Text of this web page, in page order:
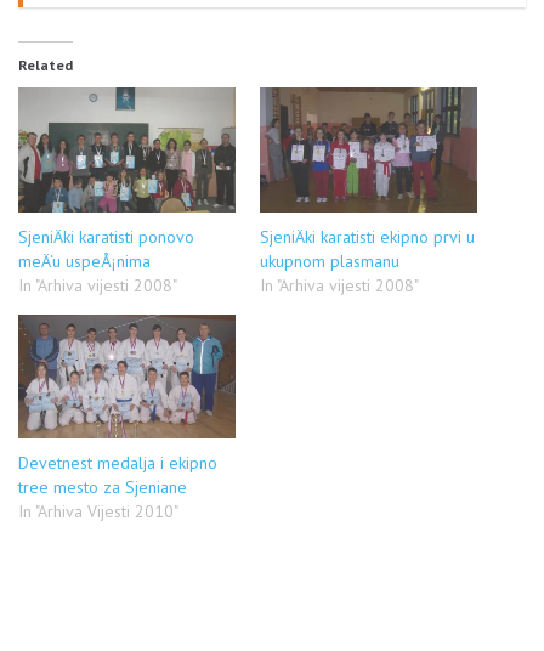
Related
SjeniÄki karatisti ponovo
meÄ‘u uspeÅ¡nima
In "Arhiva vijesti 2008"
SjeniÄki karatisti ekipno prvi u
ukupnom plasmanu
In "Arhiva vijesti 2008"
Devetnest medalja i ekipno
tree mesto za Sjeniane
In "Arhiva Vijesti 2010"